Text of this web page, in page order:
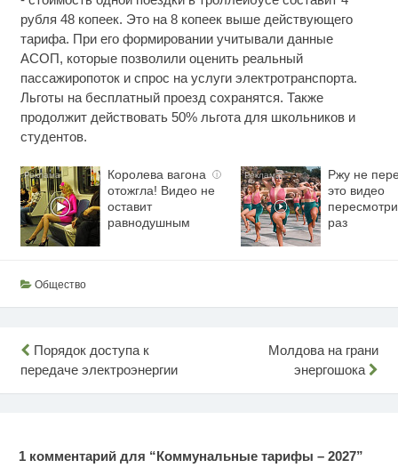
рубля 48 копеек. Это на 8 копеек выше действующего
тарифа. При его формировании учитывали данные
АСОП, которые позволили оценить реальный
пассажиропоток и спрос на услуги электротранспорта.
Льготы на бесплатный проезд сохранятся. Также
продолжит действовать 50% льгота для школьников и
студентов.
i
Королева вагона
отожгла! Видео не
оставит
равнодушным
Ржу не
это видео
раз
Общество
Навигация
по
Порядок доступа к
передаче электроэнергии
Молдова на грани
энергошока
1 комментарий для “Коммунальные тарифы – 2027”